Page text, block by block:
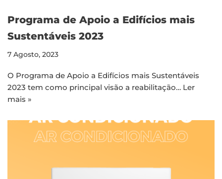
Programa de Apoio a Edifícios mais
Sustentáveis 2023
7 Agosto, 2023
O Programa de Apoio a Edifícios mais Sustentáveis
2023 tem como principal visão a reabilitação… Ler
mais »